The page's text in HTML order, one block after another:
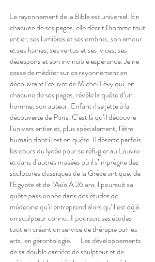
Le rayonnement de la Bible est universel. En
chacune de ses pages, elle décrit l’homme tout
entier, ses lumières et ses ombres, son amour
et ses haines, ses vertus et ses vices, ses
désespoirs et son invincible espérance. Je ne
cesse de méditer sur ce rayonnement en
découvrant l’œuvre de Michel Lévy qui, en
chacune de ses pages, révèle la quête d’un
homme, son auteur. Enfant il se jette à la
découverte de Paris. C’est là qu’il découvre
l’univers entier et, plus spécialement, l’être
humain dont il est en quête. Il déserte parfois
les cours du lycée pour se réfugier au Louvre
et dans d’autres musées où il s’imprègne des
sculptures classiques de la Grèce antique, de
l’Egypte et de l’Asie.A 26 ans il poursuit sa
quête passionnée dans des études de
médecine qu’il entreprend alors qu’il est déjà
un sculpteur connu. Il poursuit ses études
tout en créant un service de thérapie par les
arts, en gérontologie. Les développements
de sa double carrière de sculpteur et de